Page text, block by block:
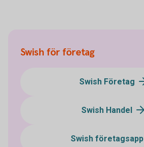
Swish för företag
Swish Företag
Swish Handel
Swish företagsapp